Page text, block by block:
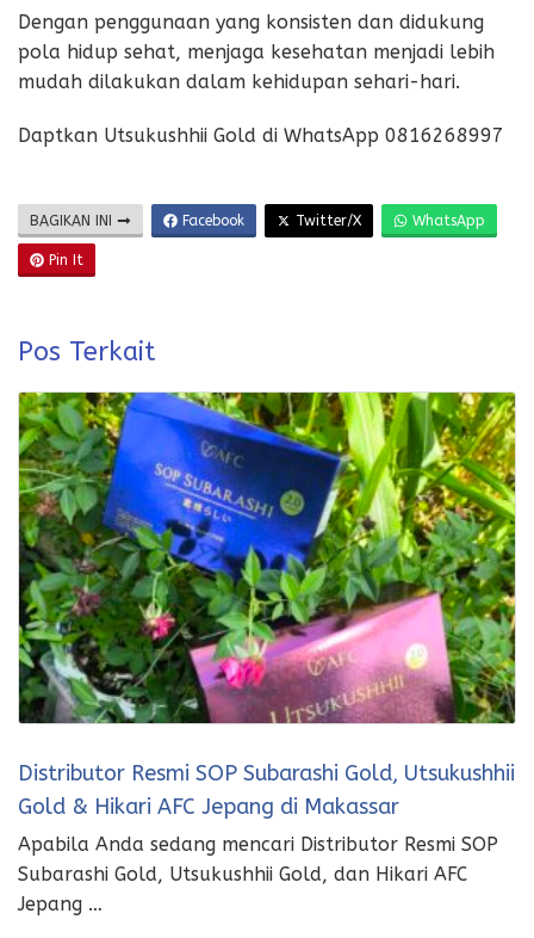
Dengan penggunaan yang konsisten dan didukung
pola hidup sehat, menjaga kesehatan menjadi lebih
mudah dilakukan dalam kehidupan sehari-hari.
Daptkan Utsukushhii Gold di WhatsApp 0816268997
BAGIKAN INI Facebook Twitter/X WhatsApp
Pin It
Pos Terkait
Distributor Resmi SOP Subarashi Gold, Utsukushhii
Gold & Hikari AFC Jepang di Makassar
Apabila Anda sedang mencari Distributor Resmi SOP
Subarashi Gold, Utsukushhii Gold, dan Hikari AFC
Jepang …